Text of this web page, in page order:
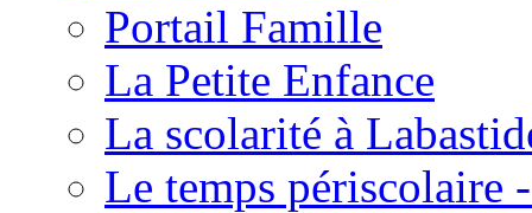
Portail Famille
La Petite Enfance
La scolarité à
Le temps périscolaire